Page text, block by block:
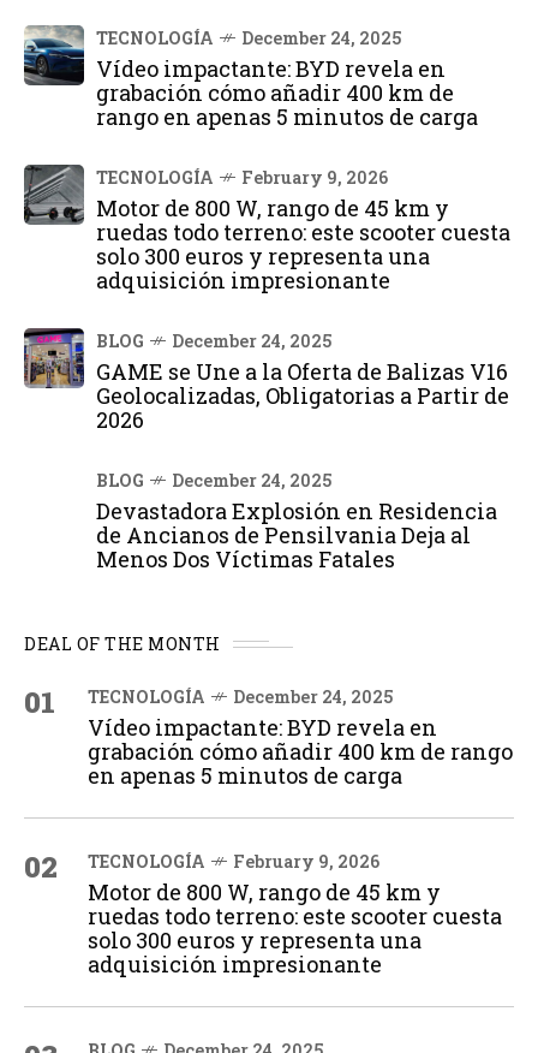
TECNOLOGÍA December 24, 2025
Vídeo impactante: BYD revela en
grabación cómo añadir 400 km de
rango en apenas 5 minutos de carga
TECNOLOGÍA February 9, 2026
Motor de 800 W, rango de 45 km y
ruedas todo terreno: este scooter cuesta
solo 300 euros y representa una
adquisición impresionante
BLOG December 24, 2025
GAME se Une a la Oferta de Balizas V16
Geolocalizadas, Obligatorias a Partir de
2026
BLOG December 24, 2025
Devastadora Explosión en Residencia
de Ancianos de Pensilvania Deja al
Menos Dos Víctimas Fatales
DEAL OF THE MONTH
01 TECNOLOGÍA December 24, 2025
Vídeo impactante: BYD revela en
grabación cómo añadir 400 km de rango
en apenas 5 minutos de carga
02 TECNOLOGÍA February 9, 2026
Motor de 800 W, rango de 45 km y
ruedas todo terreno: este scooter cuesta
solo 300 euros y representa una
adquisición impresionante